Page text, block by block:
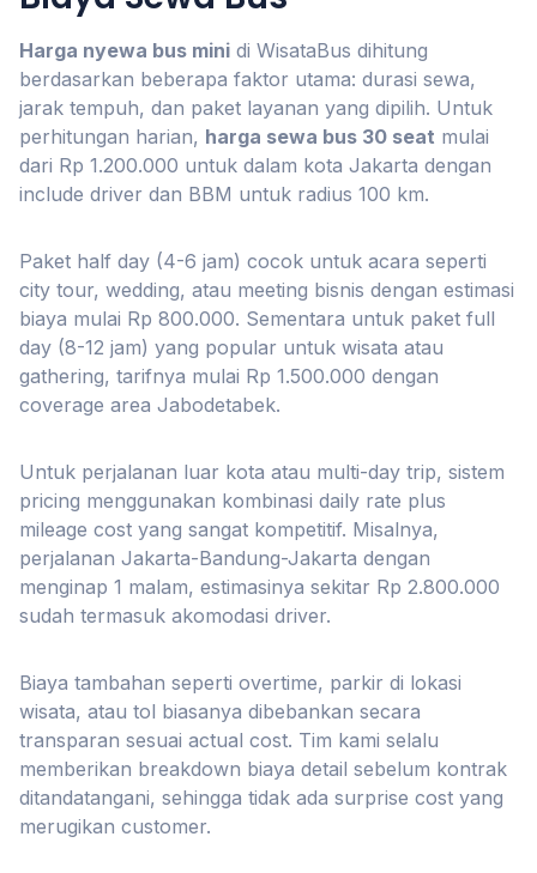
Harga nyewa bus mini di WisataBus dihitung
berdasarkan beberapa faktor utama: durasi sewa,
jarak tempuh, dan paket layanan yang dipilih. Untuk
perhitungan harian, harga sewa bus 30 seat mulai
dari Rp 1.200.000 untuk dalam kota Jakarta dengan
include driver dan BBM untuk radius 100 km.
Paket half day (4-6 jam) cocok untuk acara seperti
city tour, wedding, atau meeting bisnis dengan estimasi
biaya mulai Rp 800.000. Sementara untuk paket full
day (8-12 jam) yang popular untuk wisata atau
gathering, tarifnya mulai Rp 1.500.000 dengan
coverage area Jabodetabek.
Untuk perjalanan luar kota atau multi-day trip, sistem
pricing menggunakan kombinasi daily rate plus
mileage cost yang sangat kompetitif. Misalnya,
perjalanan Jakarta-Bandung-Jakarta dengan
menginap 1 malam, estimasinya sekitar Rp 2.800.000
sudah termasuk akomodasi driver.
Biaya tambahan seperti overtime, parkir di lokasi
wisata, atau tol biasanya dibebankan secara
transparan sesuai actual cost. Tim kami selalu
memberikan breakdown biaya detail sebelum kontrak
ditandatangani, sehingga tidak ada surprise cost yang
merugikan customer.